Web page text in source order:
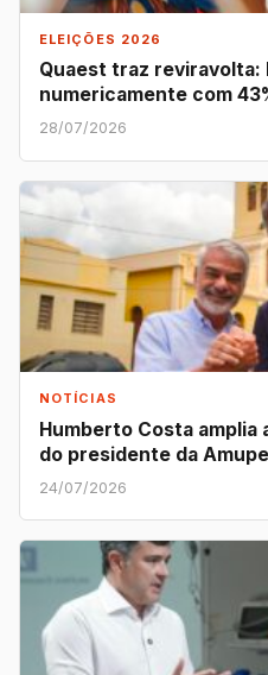
ELEIÇÕES 2026
Quaest traz reviravolta:
numericamente com
28/07/2026
NOTÍCIAS
Humberto Costa
do presidente da Amupe
24/07/2026